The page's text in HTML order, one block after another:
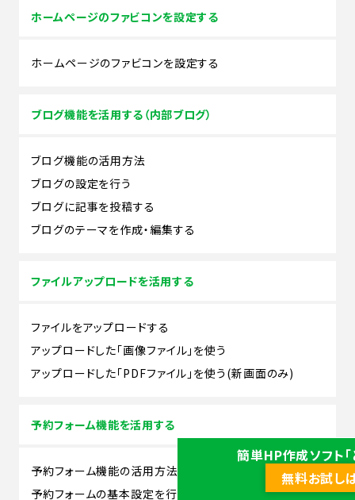
ホームページのファビコンを設定する
ホームページのファビコンを設定する
ブログ機能を活用する（内部ブログ）
ブログ機能の活用方法
ブログの設定を行う
ブログに記事を投稿する
ブログのテーマを作成・編集する
ファイルアップロードを活用する
ファイルをアップロードする
アップロードした「画像ファイル」を使う
アップロードした「PDFファイル」を使う(新画面のみ)
予約フォーム機能を活用する
予約フォーム機能の活用方法
予約フォームの基本設定を行う
簡単HP作成ソフト「
無料お試し